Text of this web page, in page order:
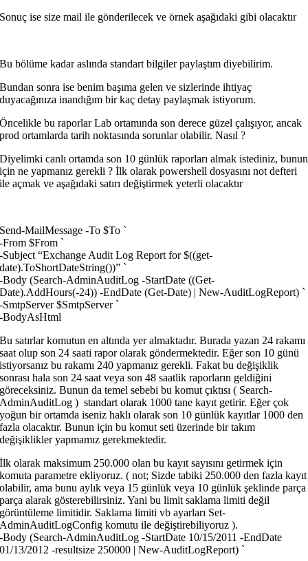
Sonuç ise size mail ile gönderilecek ve örnek aşağıdaki gibi olacaktır
Bu bölüme kadar aslında standart bilgiler paylaştım diyebilirim.
Bundan sonra ise benim başıma gelen ve sizlerinde ihtiyaç
duyacağınıza inandığım bir kaç detay paylaşmak istiyorum.
Öncelikle bu raporlar Lab ortamında son derece güzel çalışıyor, ancak
prod ortamlarda tarih noktasında sorunlar olabilir. Nasıl ?
Diyelimki canlı ortamda son 10 günlük raporları almak istediniz, bunun
için ne yapmanız gerekli ? İlk olarak powershell dosyasını not defteri
ile açmak ve aşağıdaki satırı değiştirmek yeterli olacaktır
Send-MailMessage -To $To `
-From $From `
-Subject “Exchange Audit Log Report for $((get-
date).ToShortDateString())” `
-Body (Search-AdminAuditLog -StartDate ((Get-
Date).AddHours(-24)) -EndDate (Get-Date) | New-AuditLogReport) `
-SmtpServer $SmtpServer `
-BodyAsHtml
Bu satırlar komutun en altında yer almaktadır. Burada yazan 24 rakamı
saat olup son 24 saati rapor olarak göndermektedir. Eğer son 10 günü
istiyorsanız bu rakamı 240 yapmanız gerekli. Fakat bu değişiklik
sonrası hala son 24 saat veya son 48 saatlik raporların geldiğini
göreceksiniz. Bunun da temel sebebi bu komut çıktısı ( Search-
AdminAuditLog ) standart olarak 1000 tane kayıt getirir. Eğer çok
yoğun bir ortamda iseniz haklı olarak son 10 günlük kayıtlar 1000 den
fazla olacaktır. Bunun için bu komut seti üzerinde bir takım
değişiklikler yapmamız gerekmektedir.
İlk olarak maksimum 250.000 olan bu kayıt sayısını getirmek için
komuta parametre ekliyoruz. ( not; Sizde tabiki 250.000 den fazla kayıt
olabilir, ama bunu aylık veya 15 günlük veya 10 günlük şeklinde parça
parça alarak gösterebilirsiniz. Yani bu limit saklama limiti değil
görüntüleme limitidir. Saklama limiti vb ayarları Set-
AdminAuditLogConfig komutu ile değiştirebiliyoruz ).
-Body (Search-AdminAuditLog -StartDate 10/15/2011 -EndDate
01/13/2012 -resultsize 250000 | New-AuditLogReport) `